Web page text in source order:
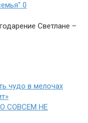
0
Светлане –
чудо в мелочах
СОВСЕМ НЕ